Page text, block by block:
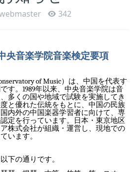
342
央音楽学院音楽検定要項
of Music）は、中国を代表す
す。 1989年以来、中央音楽学院は音
多くの国や地域で試験を実施してき
と優れた伝統をもとに、中国の民族
内外の中国楽器学習者に向けて、専
定を行っています。日本・東京地区
株式会社が組織・運営し、現地での
います。
下の通りです。